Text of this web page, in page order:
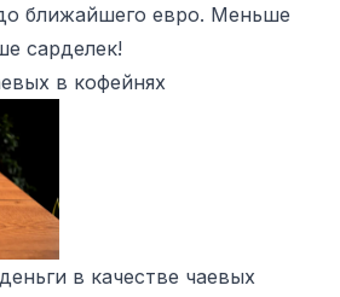
ближайшего евро. Меньше
сарделек!
в кофейнях
в качестве чаевых